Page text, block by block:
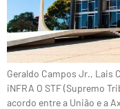
Geraldo Campos Jr., Lais
iNFRA O STF (Supremo
acordo entre a União e a